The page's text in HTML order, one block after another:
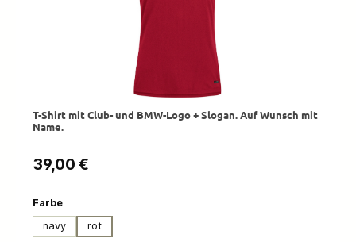
T-Shirt mit Club- und BMW-Logo + Slogan. Auf Wunsch mit
Name.
Regulärer Preis:
39,00 €
Farbeauswählen
navy
rot